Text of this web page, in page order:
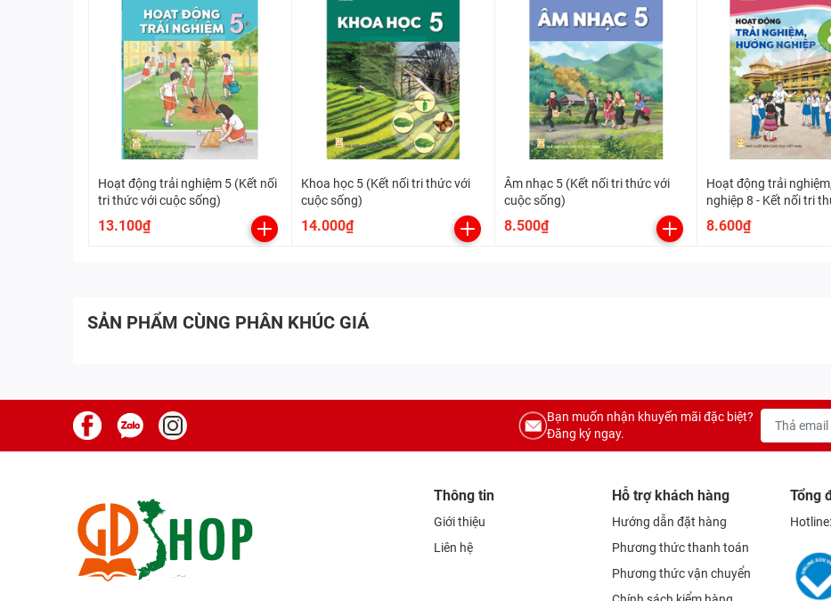
Hoạt động trải nghiệm 5 (Kết nối
tri thức với cuộc sống)
13.100₫
Khoa học 5 (Kết nối tri thức với
cuộc sống)
14.000₫
Âm nhạc 5 (Kết nối tri thức với
cuộc sống)
8.500₫
Hoạt động trải
nghiệp 8 - Kết nối tri
cuộc sống
8.600₫
SẢN PHẨM CÙNG PHÂN KHÚC GIÁ
Bạn muốn nhận khuyến mãi đặc biệt?
Đăng ký ngay.
Thông tin
Giới thiệu
Liên hệ
Hỗ trợ khách hàng
Hướng dẫn đặt hàng
Phương thức thanh toán
Phương thức vận chuyển
Tổng
Hotline: